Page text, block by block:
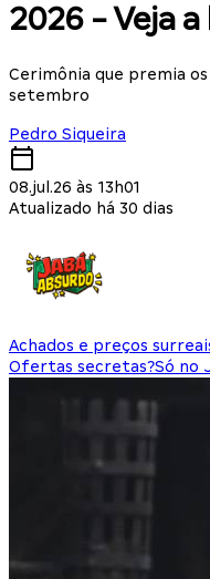
2026 - Veja
Cerimônia que premia
setembro
Pedro Siqueira
08.jul.26 às 13h01
Atualizado há 30 dias
Achados e preços
Ofertas secretas?Só no